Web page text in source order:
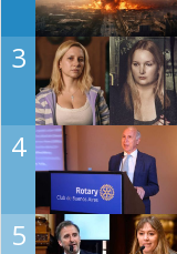
3
4
5